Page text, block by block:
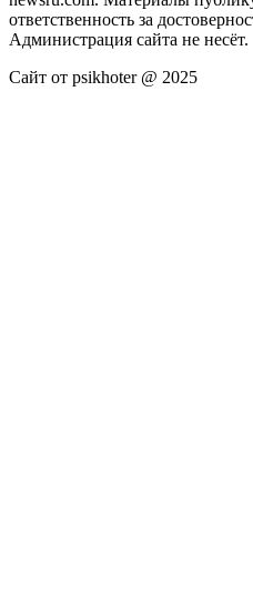
ответственность за
Администрация сайта не несёт.
Сайт от psikhoter @ 2025